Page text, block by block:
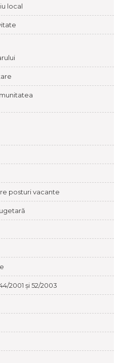
local
posturi vacante
2001 și 52/2003